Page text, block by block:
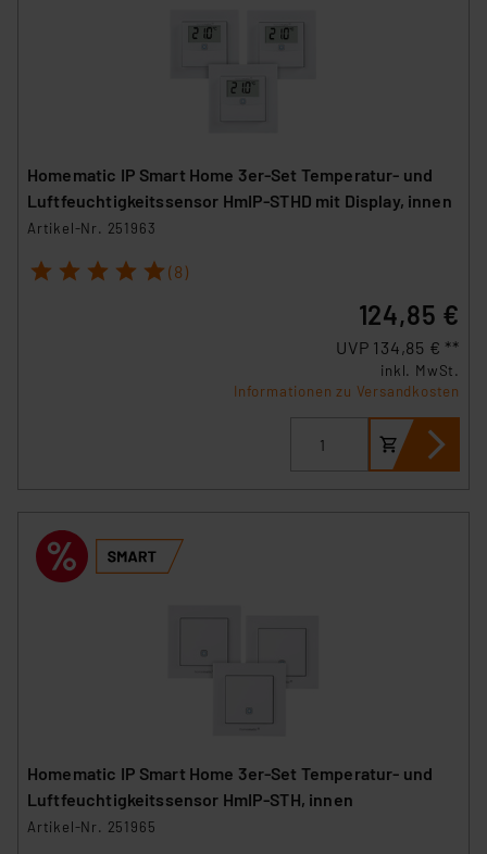
Homematic IP Smart Home 3er-Set Temperatur- und
Luftfeuchtigkeitssensor HmIP-STHD mit Display, innen
Artikel-Nr. 251963
1 2 3 4 5 (8)
124,85 €
UVP 134,85 € **
inkl. MwSt.
Informationen zu Versandkosten
Homematic IP Smart Home 3er-Set Temperatur- und
Luftfeuchtigkeitssensor HmIP-STH, innen
Artikel-Nr. 251965